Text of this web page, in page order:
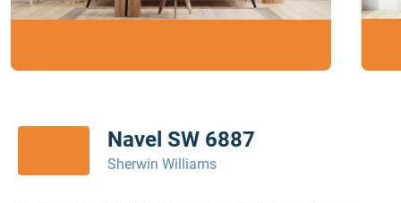
Navel SW 6887
Sherwin Williams